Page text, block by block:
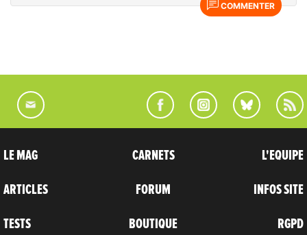
COMMENTER
LE MAG
ARTICLES
TESTS
CARNETS
FORUM
BOUTIQUE
L'EQUIPE
INFOS SITE
RGPD